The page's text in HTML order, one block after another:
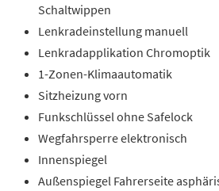
Schaltwippen
Lenkradeinstellung manuell
Lenkradapplikation Chromoptik
1-Zonen-Klimaautomatik
Sitzheizung vorn
Funkschlüssel ohne Safelock
Wegfahrsperre elektronisch
Innenspiegel
Außenspiegel Fahrerseite